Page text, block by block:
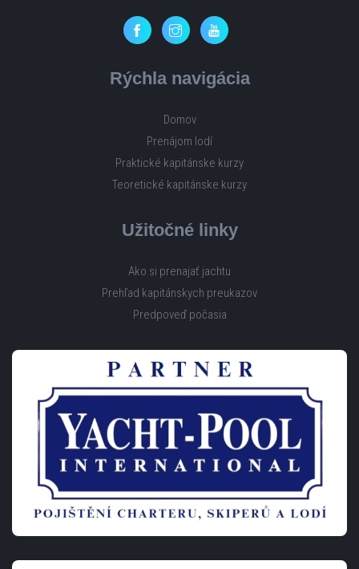
Rýchla navigácia
Domov
Prenájom lodí
Praktické kapitánske kurzy
Teoretické kapitánske kurzy
Užitočné linky
Ako si prenajať jachtu
Prehľad kapitánskych preukazov
Predpoveď počasia